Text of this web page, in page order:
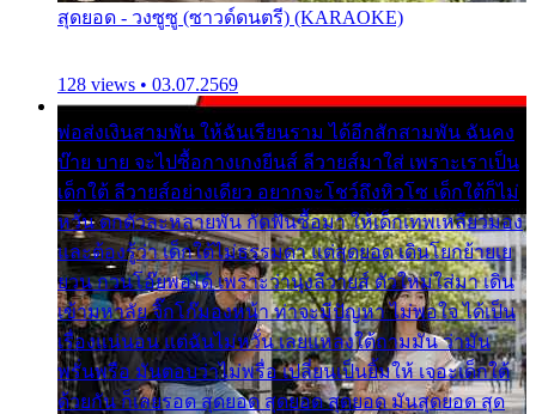
สุดยอด - วงซูซู (ซาวด์ดนตรี) (KARAOKE)
128 views • 03.07.2569
พ่อส่งเงินสามพัน ให้ฉันเรียนราม ได้อีกสักสามพัน ฉันคง
บ๊าย บาย จะไปซื้อกางเกงยีนส์ ลีวายส์มาใส่ เพราะเราเป็น
เด็กใต้ ลีวายส์อย่างเดียว อยากจะโชว์ถึงหิวโซ เด็กใต้ก็ไม่
หวั่น ตกตัวละหลายพัน กัดฟันซื้อมา ให้เด็กเทพเหลียวมอง
และต้องรู้ว่า เด็กใต้ไม่ธรรมดา แต่สุดยอด เดินโยกย้ายเย
ยวน กวนโอ๊ยพอได้ เพราะว่านุ่งลีวายส์ ตัวใหม่ใส่มา เดิน
เข้ามหาลัย จิ๊กโก๊มองหน้า ท่าจะมีปัญหา ไม่พอใจ ได้เป็น
เรื่องแน่นอน แต่ฉันไม่หวั่น เลยแหลงใต้ถามมัน ว่ามัน
พรั่นพรือ มันตอบว่าไม่พรื่อ เปลี่ยนเป็นยิ้มให้ เจอะเด็กใต้
ด้วยกัน ก็เลยรอด สุดยอด สุดยอด สุดยอด มันสุดยอด สุด